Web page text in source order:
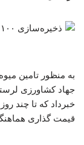
به منظور تامین
خبرداد که تا چند
قیمت گذاری